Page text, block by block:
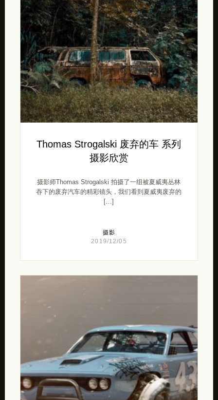
Thomas Strogalski 废弃的车 系列
摄影欣赏
摄影师Thomas Strogalski 拍摄了一组被夏威夷丛林
吞下的废弃汽车的精彩镜头，我们看到夏威夷废弃的
[…]
摄影
2019/12/05